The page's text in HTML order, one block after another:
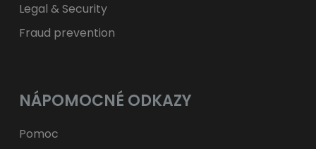
Legal & Security
Fraud prevention
NÁPOMOCNÉ ODKAZY
Pomoc